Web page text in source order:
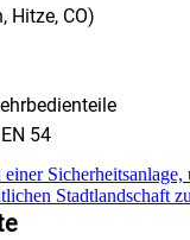
Hitze, CO)
54